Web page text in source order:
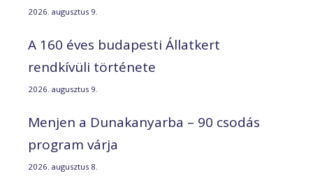
2026. augusztus 9.
A 160 éves budapesti Állatkert
rendkívüli története
2026. augusztus 9.
Menjen a Dunakanyarba – 90 csodás
program várja
2026. augusztus 8.